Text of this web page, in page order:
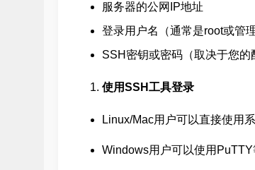
服务器的公网IP地址
登录用户名（通常是root或管理
SSH密钥或密码（取决于您的
使用SSH工具登录
Linux/Mac用户可以直接使用
Windows用户可以使用PuTTY